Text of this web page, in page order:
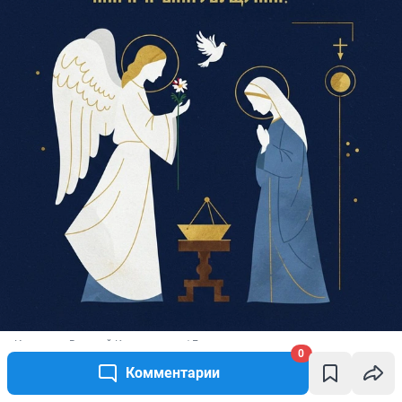
Комментарии
0
Источник: Виталий Калистратов / Городские медиа
Скачать открытку